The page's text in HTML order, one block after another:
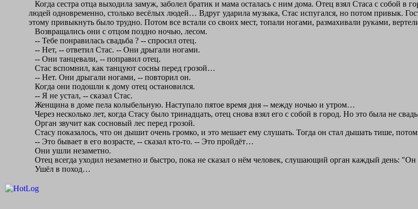
Когда сестра отца выходила замуж, заболел братик и мама осталась с ним дома. Отец взял Стаса с собой в
людей одновременно, столько весёлых людей… Вдруг ударила музыка, Стас испугался, но потом привык.
этому привыкнуть было трудно. Потом все встали со своих мест, топали ногами, размахивали руками,
Возвращались они с отцом поздно ночью, лесом.
-- Тебе понравилась свадьба ? -- спросил отец.
-- Нет, -- ответил Стас. -- Они дрыгали ногами.
-- Они танцевали, -- поправил отец.
Стас вспомнил, как танцуют сосны перед грозой…
-- Нет. Они дрыгали ногами, -- повторил он.
Когда они подошли к дому отец остановился.
-- Я не устал, -- сказал Стас.
Женщина в доме пела колыбельную. Наступало пятое время дня -- между ночью и утром…
Через несколько лет, когда Стасу было тринадцать, отец снова взял его с собой в город. Но это была не
Орган звучит как сосновый лес перед грозой.
Стасу показалось, что он дышит очень громко, и это мешает ему слушать. Тогда он стал дышать тише,
-- Это бывает в его возрасте, -- сказал кто-то. -- Это пройдёт…
Они ушли незаметно.
Отец всегда уходил незаметно и быстро, пока не сказал о нём человек, слушающий орган каждый день:
Ушёл в поход…